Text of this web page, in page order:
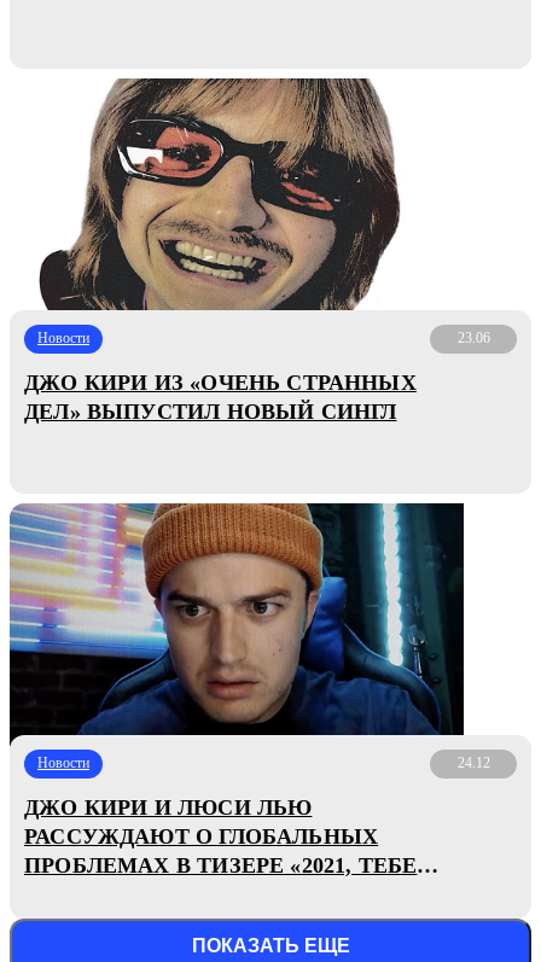
Новости 23.06
ДЖО КИРИ ИЗ «ОЧЕНЬ СТРАННЫХ
ДЕЛ» ВЫПУСТИЛ НОВЫЙ СИНГЛ
Новости 24.12
ДЖО КИРИ И ЛЮСИ ЛЬЮ
РАССУЖДАЮТ О ГЛОБАЛЬНЫХ
ПРОБЛЕМАХ В ТИЗЕРЕ «2021, ТЕБЕ
ПОКАЗАТЬ ЕЩЕ